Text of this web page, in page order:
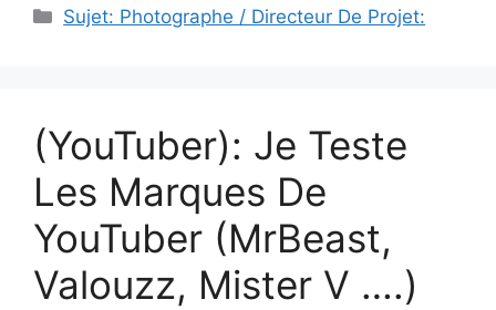
Catégories
Sujet: Photographe / Directeur De Projet:
(YouTuber): Je Teste
Les Marques De
YouTuber (MrBeast,
Valouzz, Mister V ….)